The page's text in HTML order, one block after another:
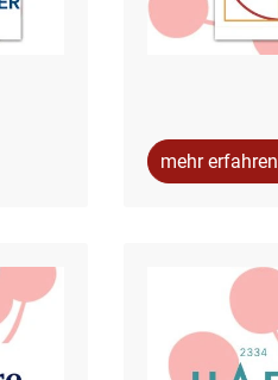
mehr erfahren